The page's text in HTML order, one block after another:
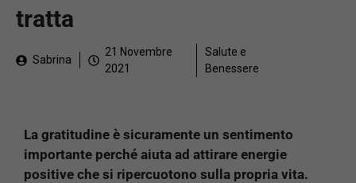
tratta
Sabrina
21 Novembre
2021
Salute e
Benessere
La gratitudine è sicuramente un sentimento
importante perché aiuta ad attirare energie
positive che si ripercuotono sulla propria vita.